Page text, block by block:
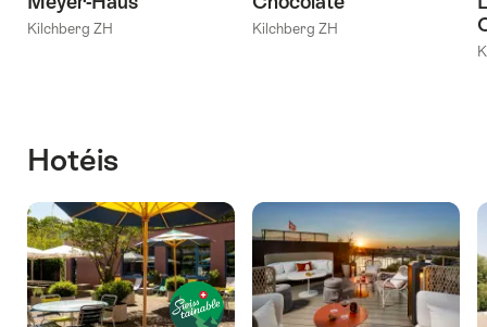
Kilchberg ZH Kilchberg ZH
Hotéis